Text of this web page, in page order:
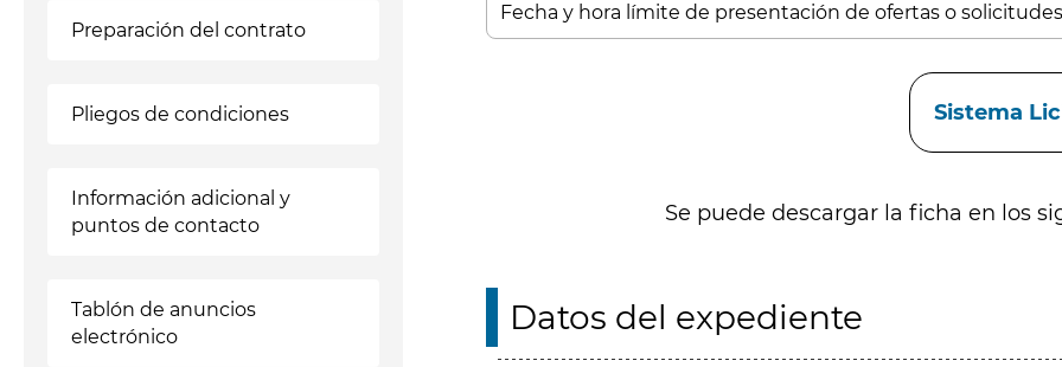
Preparación del contrato
Pliegos de condiciones
Información adicional y
puntos de contacto
Tablón de anuncios
electrónico
Fecha y hora límite de presentación de ofertas o
Sistema
Se puede descargar la ficha en los
Datos del expediente